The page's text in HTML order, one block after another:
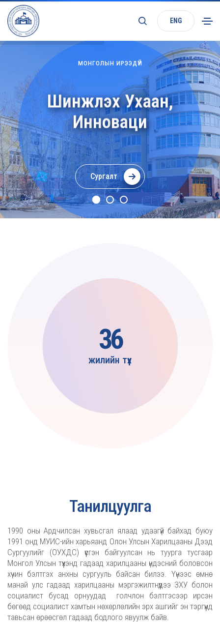
ENG
МОНГОЛЫН ИРЭЭДҮЙ
Шинжлэх Ухаан,
Инноваци
Сургалт
36
жилийн түүх
Танилцуулга
1990 оны Ардчилсан хувьсгал ялаад удаагүй байхад буюу
1991 онд МУИС-ийн харьяанд Олон Улсын Харилцааны Дээд
Сургуулийг (ОУХДС) үүсгэн байгуулсан нь туурга тусгаар
Монгол Улсын түүхэнд гадаад харилцааны үндэсний боловсон
хүчин бэлтгэх анхны сургууль байсан билээ. Үүнээс өмнө
манай улс гадаад харилцааны мэргэжилтнүүдээ ЗХУ болон
социалист бусад орнуудад голчлон бэлтгэсээр ирсэн
бөгөөд социалист хамтын нөхөрлөлийн эрх ашгийг эн тэргүүнд
тавьсан өрөөсгөл гадаад бодлого явуулж байв.